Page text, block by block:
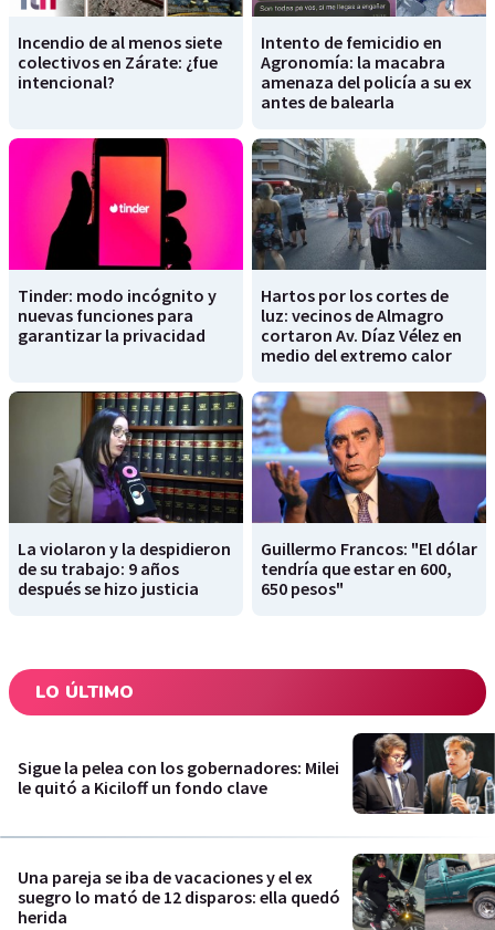
Incendio de al menos siete
colectivos en Zárate: ¿fue
intencional?
Intento de femicidio en
Agronomía: la macabra
amenaza del policía a su ex
antes de balearla
Tinder: modo incógnito y
nuevas funciones para
garantizar la privacidad
Hartos por los cortes de
luz: vecinos de Almagro
cortaron Av. Díaz Vélez en
medio del extremo calor
La violaron y la despidieron
de su trabajo: 9 años
después se hizo justicia
Guillermo Francos: "El dólar
tendría que estar en 600,
650 pesos"
LO ÚLTIMO
Sigue la pelea con los gobernadores: Milei
le quitó a Kiciloff un fondo clave
Una pareja se iba de vacaciones y el ex
suegro lo mató de 12 disparos: ella quedó
herida